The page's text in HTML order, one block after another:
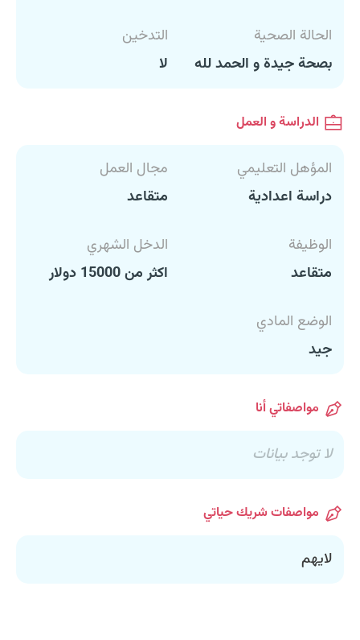
الحالة الصحية
بصحة جيدة و الحمد لله
التدخين
لا
الدراسة و العمل
المؤهل التعليمي
دراسة اعدادية
مجال العمل
متقاعد
الوظيفة
متقاعد
الدخل الشهري
اكثر من 15000 دولار
الوضع المادي
جيد
مواصفاتي أنا
لا توجد بيانات
مواصفات شريك حياتي
لايهم